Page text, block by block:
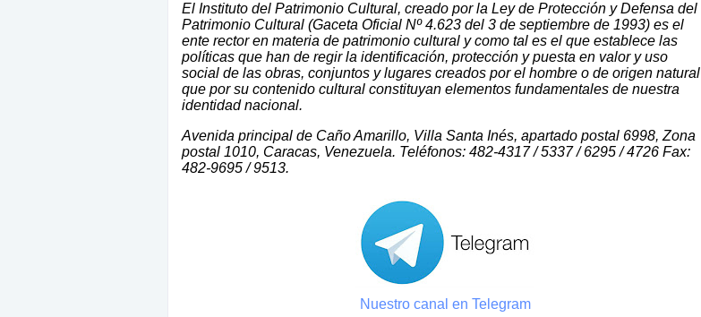
El Instituto del Patrimonio Cultural, creado por la Ley de Protección y Defensa del
Patrimonio Cultural (Gaceta Oficial Nº 4.623 del 3 de septiembre de 1993) es el
ente rector en materia de patrimonio cultural y como tal es el que establece las
políticas que han de regir la identificación, protección y puesta en valor y uso
social de las obras, conjuntos y lugares creados por el hombre o de origen natural
que por su contenido cultural constituyan elementos fundamentales de nuestra
identidad nacional.
Avenida principal de Caño Amarillo, Villa Santa Inés, apartado postal 6998, Zona
postal 1010, Caracas, Venezuela. Teléfonos: 482-4317 / 5337 / 6295 / 4726 Fax:
482-9695 / 9513.
Nuestro canal en Telegram